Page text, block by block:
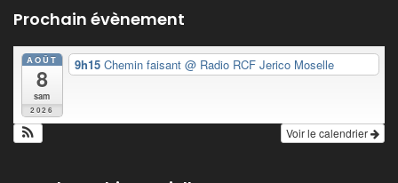
Prochain évènement
AOÛT
8
sam
2026
9h15 Chemin faisant @ Radio RCF Jerico Moselle
Voir le calendrier